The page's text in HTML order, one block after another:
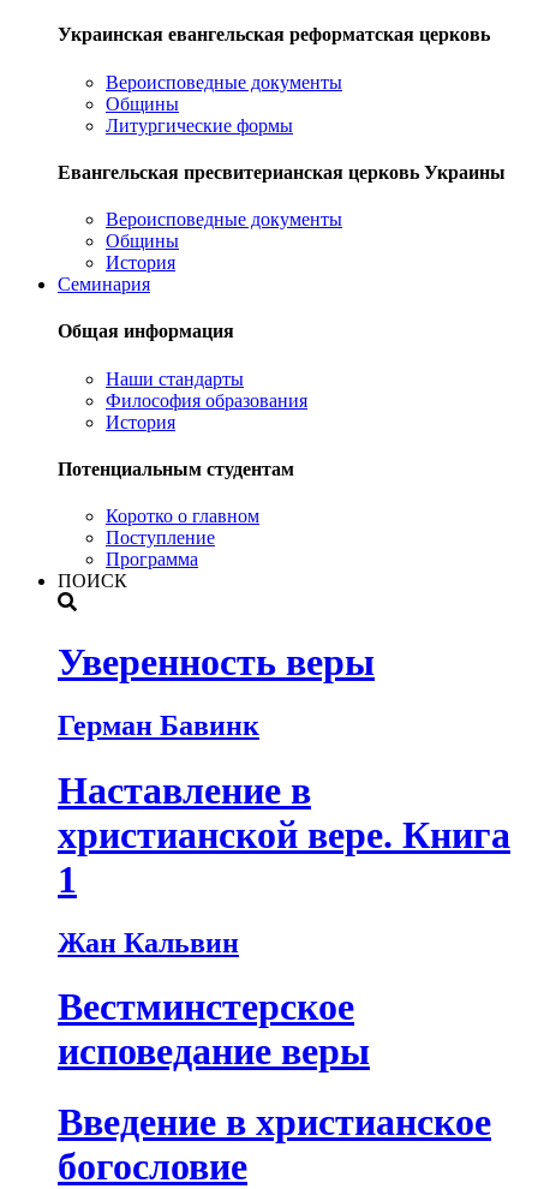
Украинская евангельская реформатская церковь
Вероисповедные документы
Общины
Литургические формы
Евангельская пресвитерианская церковь Украины
Вероисповедные документы
Общины
История
Семинария
Общая информация
Наши стандарты
Философия образования
История
Потенциальным студентам
Коротко о главном
Поступление
Программа
ПОИСК
Уверенность веры
Герман Бавинк
Наставление в
христианской вере. Книга
1
Жан Кальвин
Вестминстерское
исповедание веры
Введение в христианское
богословие